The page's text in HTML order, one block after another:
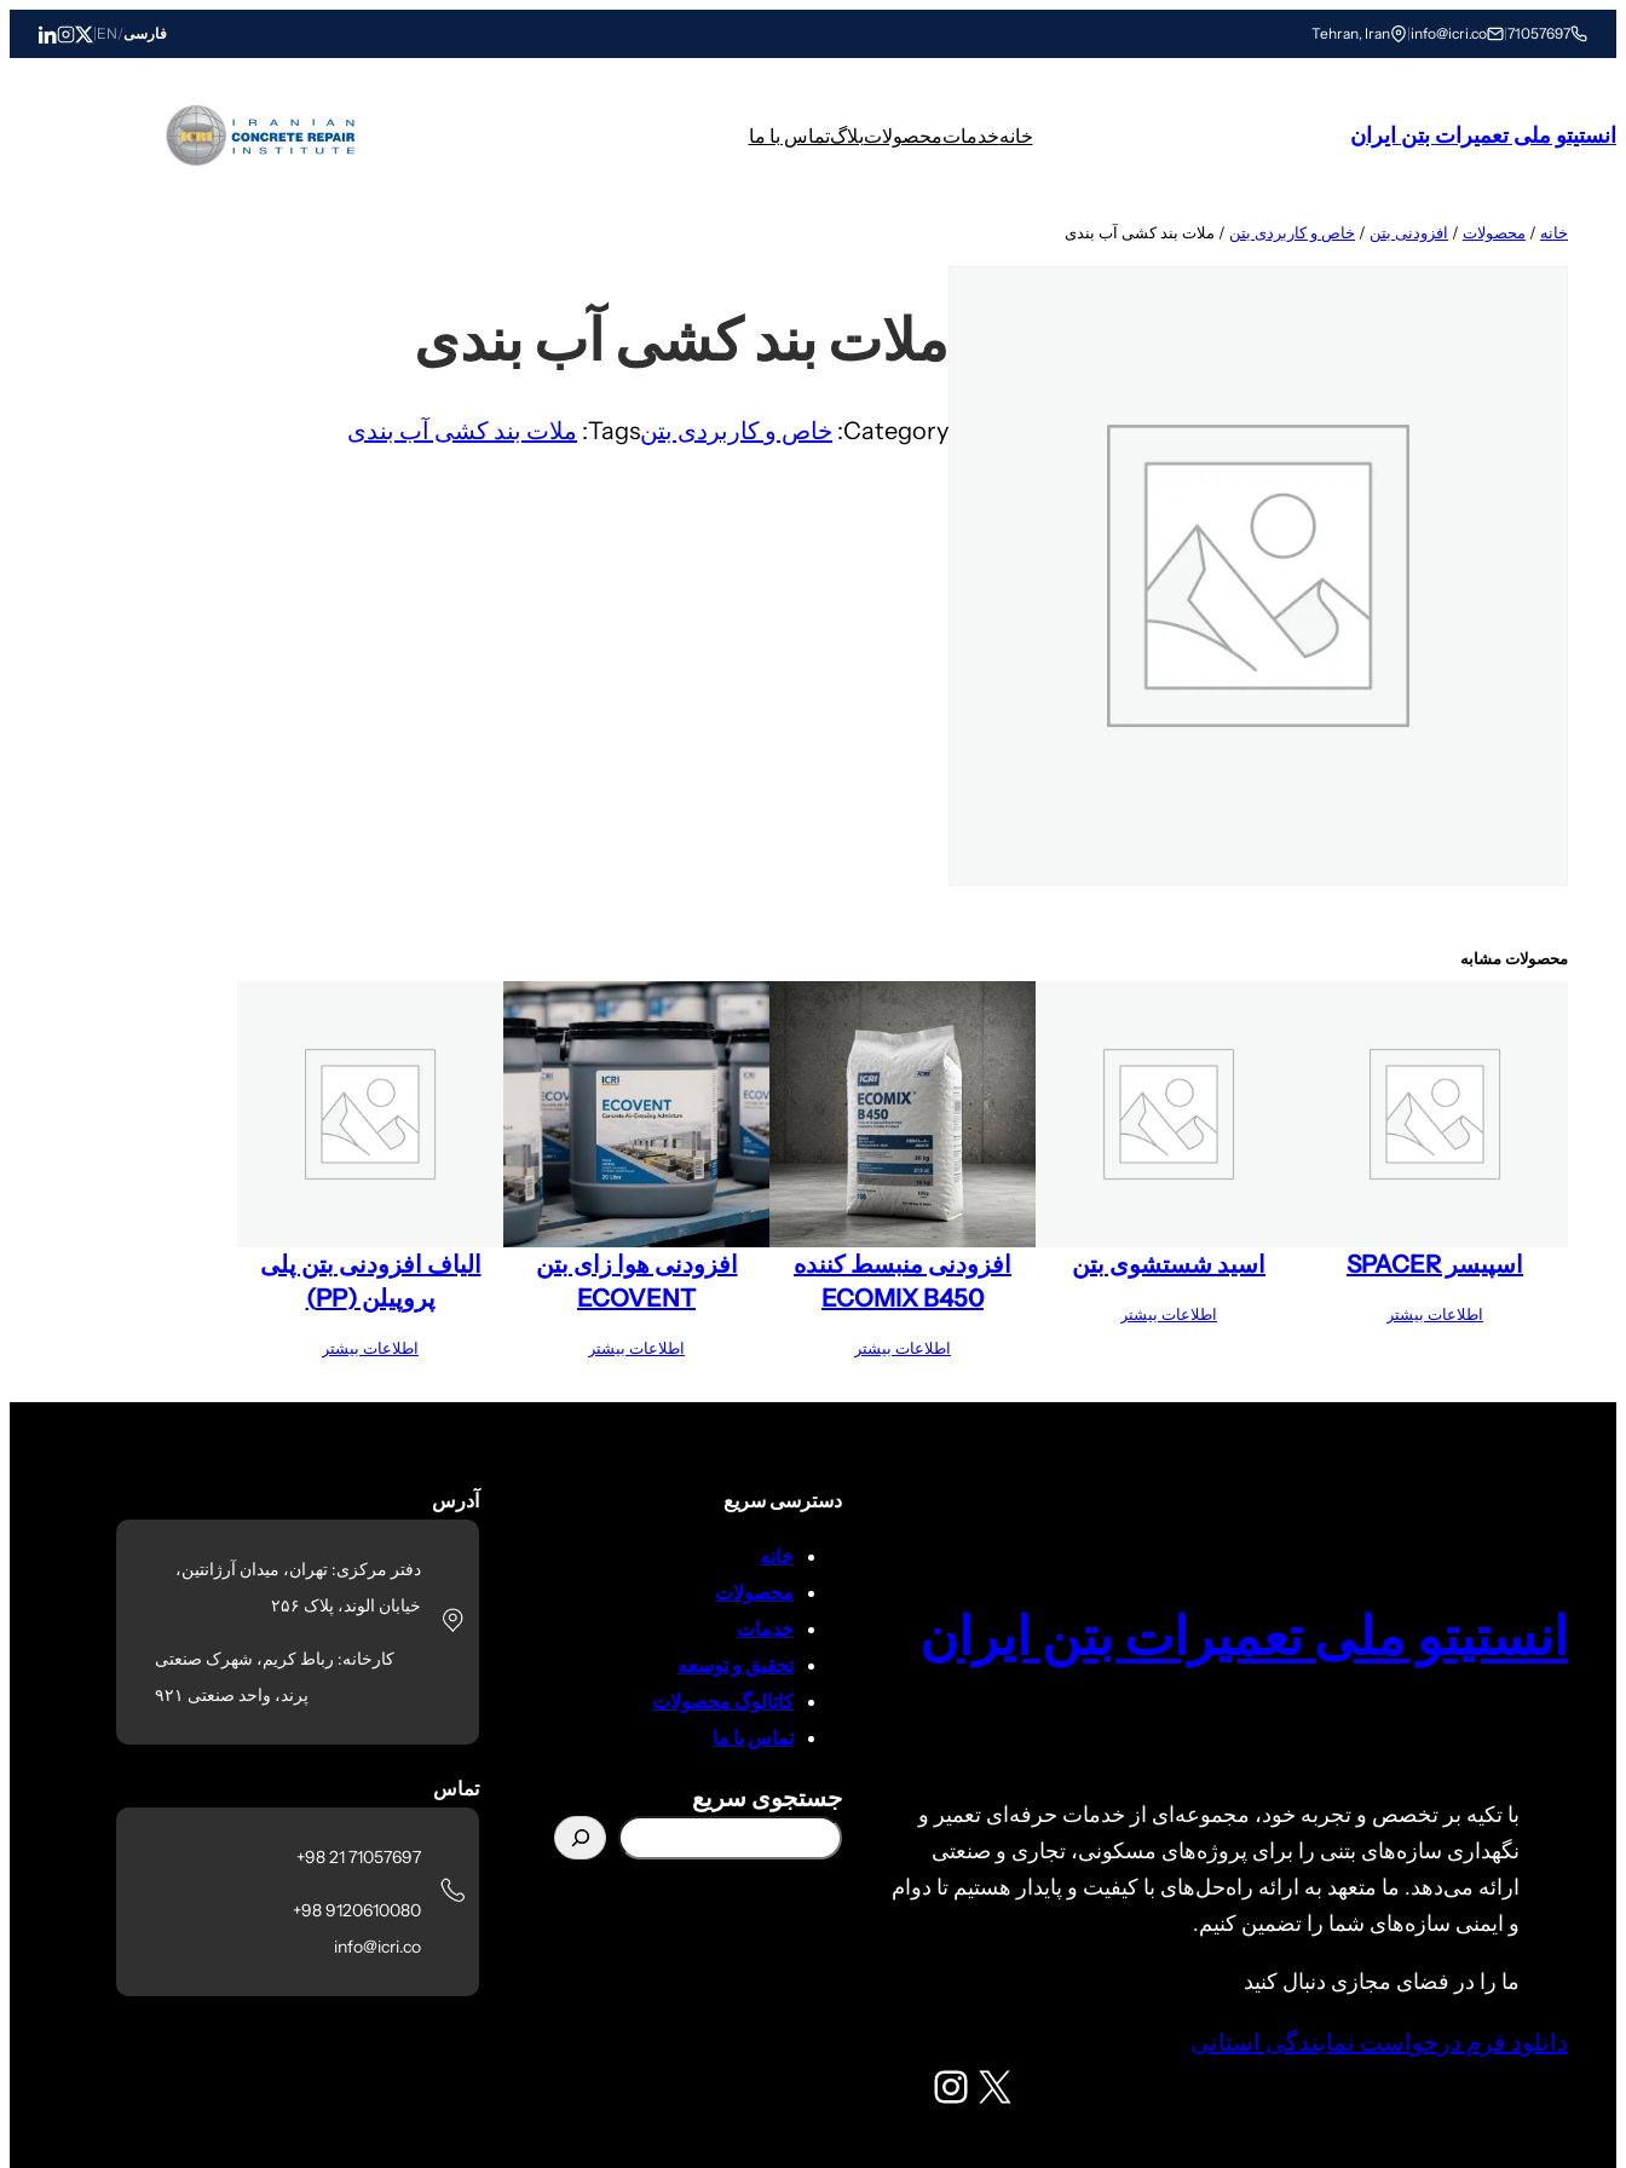
رفتن
به
71057697
|
info@icri.co
|
Tehran, Iran فارسی/
EN
|
انستیتو ملی تعمیرات بتن ایران خانهخدماتمحصولاتبلاگتماس با ما
خانه / محصولات / افزودنی بتن / خاص و کاربردی بتن / ملات بند کشی آب بندی
ملات بند کشی آب بندی
Category: خاص و کاربردی بتنTags: ملات بند کشی آب بندی
محصولات مشابه
اسپیسر SPACER
اطلاعات بیشتر
اسید شستشوی بتن
اطلاعات بیشتر
افزودنی منبسط کننده
ECOMIX B450
اطلاعات بیشتر
افزودنی هوا زای بتن
ECOVENT
اطلاعات بیشتر
الیاف افزودنی بتن پلی
پروپیلن (PP)
اطلاعات بیشتر
انستیتو ملی تعمیرات بتن ایران
با تکیه بر تخصص و تجربه خود، مجموعه‌ای از خدمات حرفه‌ای تعمیر و
نگهداری سازه‌های بتنی را برای پروژه‌های مسکونی، تجاری و صنعتی
ارائه می‌دهد. ما متعهد به ارائه راه‌حل‌های با کیفیت و پایدار هستیم تا دوام
و ایمنی سازه‌های شما را تضمین کنیم.
ما را در فضای مجازی دنبال کنید
X اینستاگرم
دانلود فرم درخواست نمایندگی استانی
دسترسی سریع
خانه
محصولات
خدمات
تحقیق و توسعه
کاتالوگ محصولات
تماس با ما
جستجوی سریع
آدرس
دفتر مرکزی: تهران، میدان آرژانتین،
خیابان الوند، پلاک ۲۵۶
کارخانه: رباط کریم، شهرک صنعتی
پرند، واحد صنعتی ۹۲۱
تماس
71057697 21 98+
9120610080 98+
info@icri.co